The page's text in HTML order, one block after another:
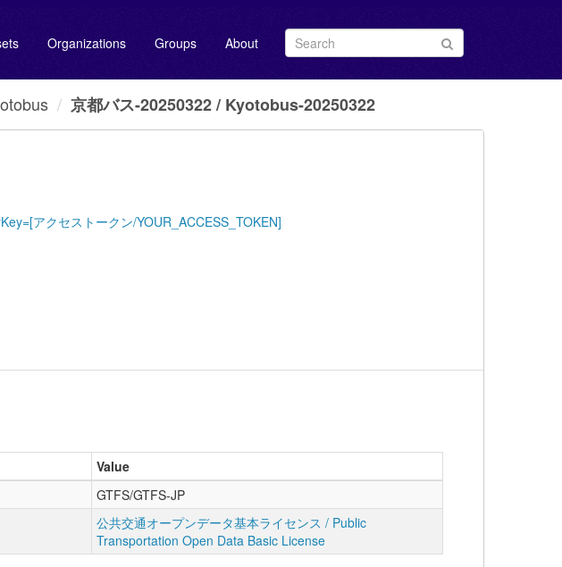
Organizations Groups About
京都バス-20250322 / Kyotobus-20250322
アクセストークン/YOUR_ACCESS_TOKEN]
Value
GTFS/GTFS-JP
公共交通オープンデータ基本ライセンス / Public
Transportation Open Data Basic License